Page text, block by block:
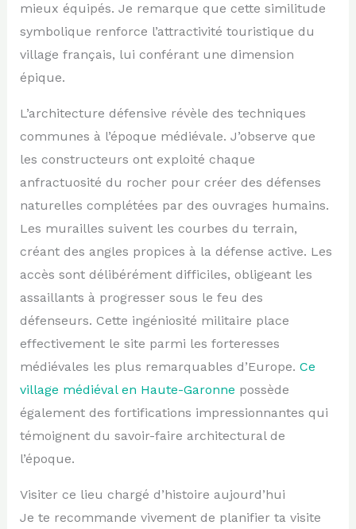
mieux équipés. Je remarque que cette similitude
symbolique renforce l’attractivité touristique du
village français, lui conférant une dimension
épique.
L’architecture défensive révèle des techniques
communes à l’époque médiévale. J’observe que
les constructeurs ont exploité chaque
anfractuosité du rocher pour créer des défenses
naturelles complétées par des ouvrages humains.
Les murailles suivent les courbes du terrain,
créant des angles propices à la défense active. Les
accès sont délibérément difficiles, obligeant les
assaillants à progresser sous le feu des
défenseurs. Cette ingéniosité militaire place
effectivement le site parmi les forteresses
médiévales les plus remarquables d’Europe. Ce
village médiéval en Haute-Garonne possède
également des fortifications impressionnantes qui
témoignent du savoir-faire architectural de
l’époque.
Visiter ce lieu chargé d’histoire aujourd’hui
Je te recommande vivement de planifier ta visite